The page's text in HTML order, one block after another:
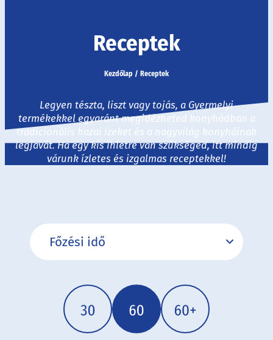
Receptek
Kezdőlap / Receptek
Legyen tészta, liszt vagy tojás, a Gyermelyi
termékekkel egyaránt megidézheted konyhádban a
tradicionális hazai ízeket és a nagyvilág konyháinak
legjavát. Ha egy kis ihletre van szükséged, itt mindig
várunk ízletes és izgalmas receptekkel!